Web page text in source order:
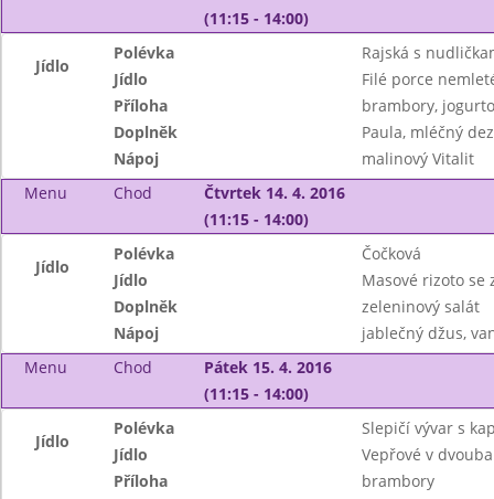
(11:15 - 14:00)
Jídlo
Polévka
Rajská s
Jídlo
Filé porce
Příloha
brambory,
Doplněk
Paula, mléčný
Nápoj
malinový Vitalit
Menu
Chod
Čtvrtek 14. 4. 2016
(11:15 - 14:00)
Jídlo
Polévka
Čočková
Jídlo
Masové rizoto se
Doplněk
zeleninový salát
Nápoj
jablečný džus,
Menu
Chod
Pátek 15. 4. 2016
(11:15 - 14:00)
Jídlo
Polévka
Slepičí vývar s
Jídlo
Vepřové v
Příloha
brambory